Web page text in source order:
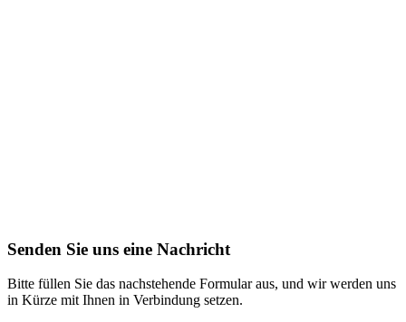
Senden Sie uns eine Nachricht
Bitte füllen Sie das nachstehende Formular aus, und wir werden uns
in Kürze mit Ihnen in Verbindung setzen.